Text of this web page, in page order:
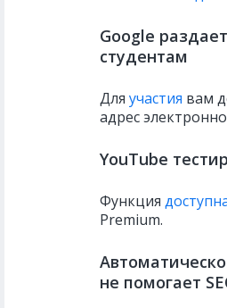
Google
студентам
Для участия вам
адрес
YouTube
Функция
Premium.
не помогает